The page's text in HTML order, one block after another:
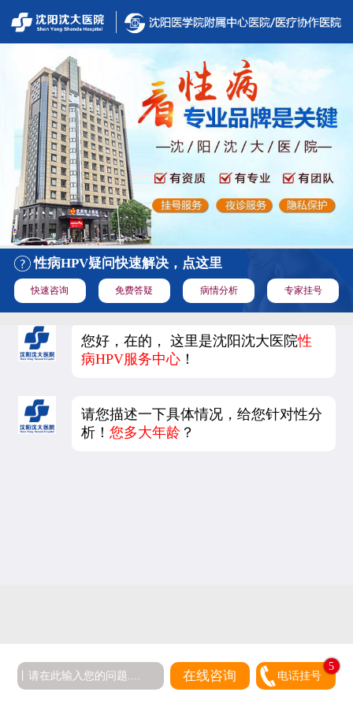
性病HPV疑问快速解决，点这里
快速咨询 免费答疑 病情分析 专家挂号
您好，在的， 这里是沈阳沈大医院性
病HPV服务中心 ！
请您描述一下具体情况，给您针对性分
析！您多大年龄 ？
在线咨询 电话挂号
5